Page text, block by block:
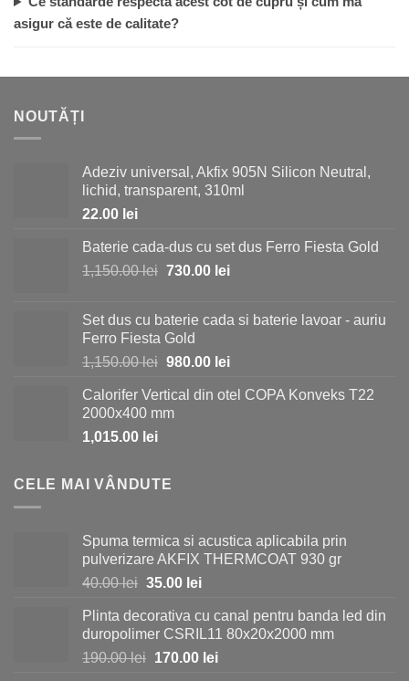
asigur că este de calitate?
NOUTĂȚI
Adeziv universal, Akfix 905N Silicon Neutral,
lichid, transparent, 310ml
22.00 lei
Baterie cada-dus cu set dus Ferro Fiesta Gold
1,150.00lei Prețul
fost:
1,150.00 lei.
730.00 leiPrețul
730.00 lei.
Set dus cu baterie cada si baterie lavoar - auriu
Ferro Fiesta Gold
1,150.00lei Prețul
a
fost:
980.00 leiPrețul
este:
Calorifer Vertical din otel COPA Konveks T22
2000x400 mm
1,015.00 lei
CELE MAI VÂNDUTE
Spuma termica si acustica aplicabila prin
pulverizare AKFIX THERMCOAT 930 gr
40.00lei Prețul
a
fost:
40.00 lei.
35.00 leiPrețul
este:
35.00 lei.
Plinta decorativa cu canal pentru banda led din
duropolimer CSRIL11 80x20x2000 mm
190.00lei Prețul
170.00 leiPrețul